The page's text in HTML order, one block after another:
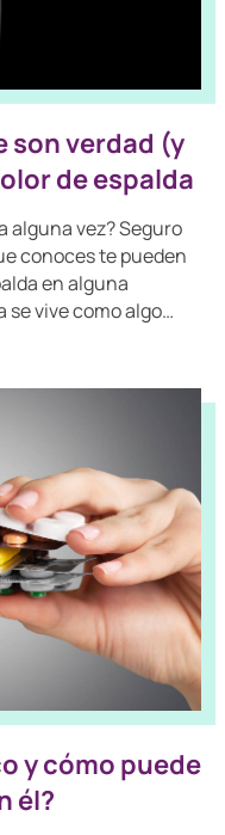
son verdad (y
de espalda
alguna vez? Seguro
conoces te pueden
en alguna
se vive como algo…
y cómo puede
él?